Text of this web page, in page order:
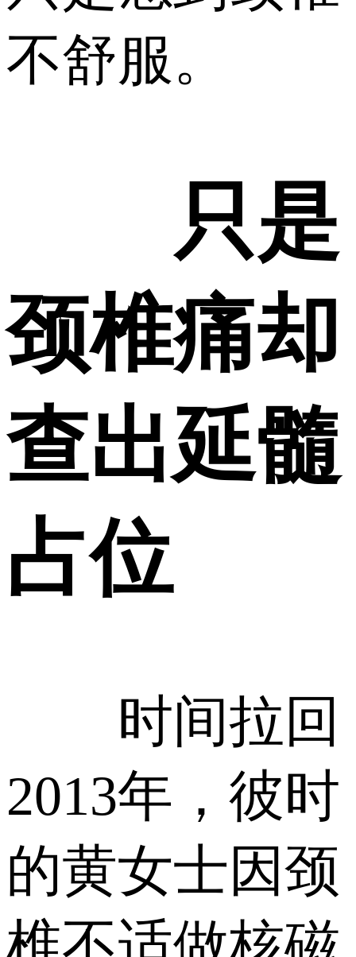
不舒服。
只是
颈椎痛却
查出延髓
占位
时间拉回
2013年，彼时
的黄女士因颈